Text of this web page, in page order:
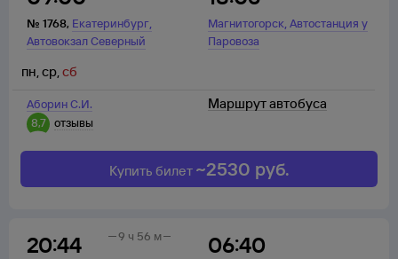
№ 1768, Екатеринбург,
Автовокзал Северный
Магнитогорск,Автостанция у
Паровоза
Аборин С.И.
8,7 отзывы
пн,ср,сб
Маршрут автобуса
Купить билет ~2530 руб.
20:44 06:40
9 ч 56 м